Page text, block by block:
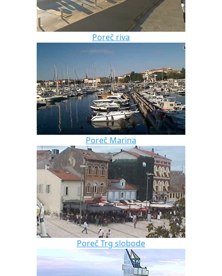
Poreč riva
Poreč Marina
Poreč Trg slobode